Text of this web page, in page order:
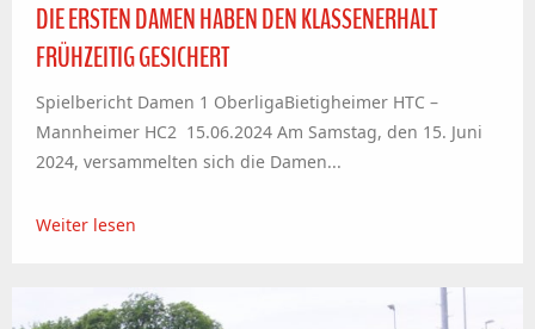
DIE ERSTEN DAMEN HABEN DEN KLASSENERHALT
FRÜHZEITIG GESICHERT
Spielbericht Damen 1 OberligaBietigheimer HTC –
Mannheimer HC2 15.06.2024 Am Samstag, den 15. Juni
2024, versammelten sich die Damen...
Weiter lesen